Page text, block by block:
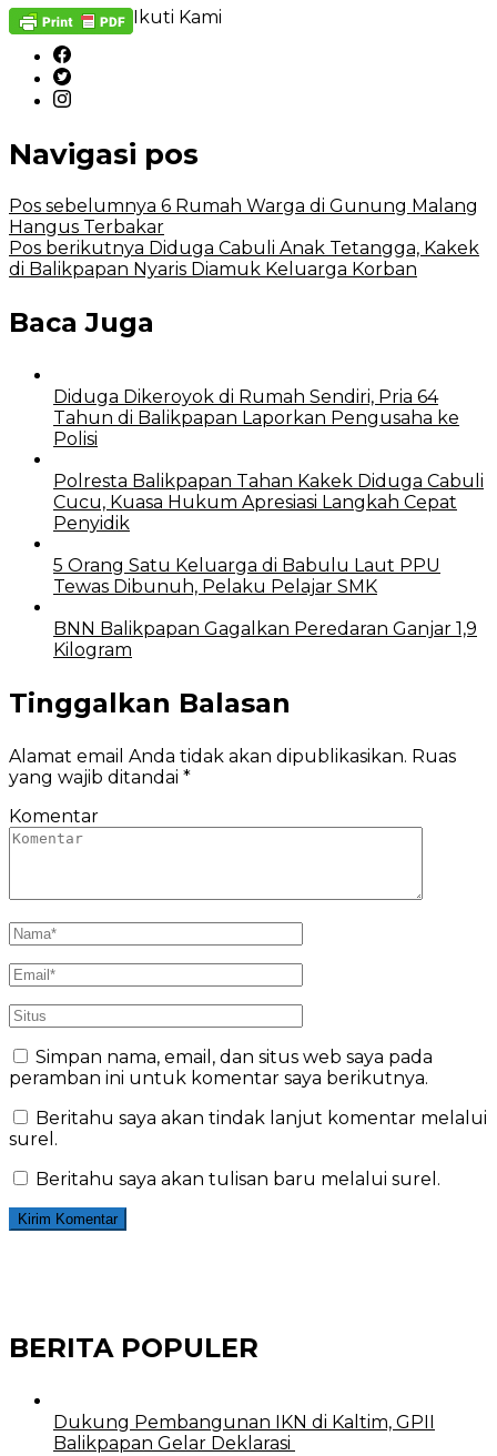
Ikuti Kami
Navigasi pos
Pos sebelumnya 6 Rumah Warga di Gunung Malang
Hangus Terbakar
Pos berikutnya Diduga Cabuli Anak Tetangga, Kakek
di Balikpapan Nyaris Diamuk Keluarga Korban
Baca Juga
Diduga Dikeroyok di Rumah Sendiri, Pria 64
Tahun di Balikpapan Laporkan Pengusaha ke
Polisi
Polresta Balikpapan Tahan Kakek Diduga Cabuli
Cucu, Kuasa Hukum Apresiasi Langkah Cepat
Penyidik
5 Orang Satu Keluarga di Babulu Laut PPU
Tewas Dibunuh, Pelaku Pelajar SMK
BNN Balikpapan Gagalkan Peredaran Ganjar 1,9
Kilogram
Tinggalkan Balasan
Alamat email Anda tidak akan dipublikasikan. Ruas
yang wajib ditandai *
Komentar
Simpan nama, email, dan situs web saya pada
peramban ini untuk komentar saya berikutnya.
Beritahu saya akan tindak lanjut komentar melalui
surel.
Beritahu saya akan tulisan baru melalui surel.
BERITA POPULER
Dukung Pembangunan IKN di Kaltim, GPII
Balikpapan Gelar Deklarasi